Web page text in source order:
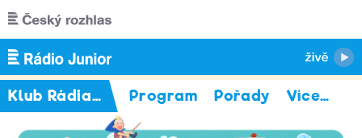
Přejít k hlavnímu obsahu
Klub Rádia Junior Program Pořady Více…